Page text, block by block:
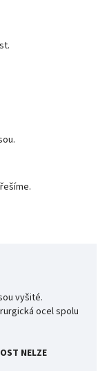
vyšité.
ocel spolu
NELZE